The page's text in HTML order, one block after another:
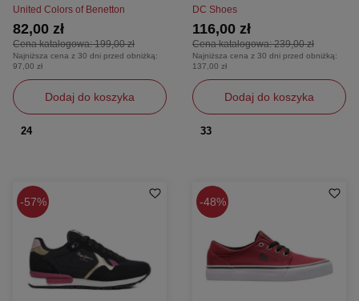
United Colors of Benetton
Cena katalogowa:199,00 zł
82,00 zł
Najniższa cena z 30 dni przed obniżką:
97,00 zł
Dodaj do koszyka
24
DC Shoes
Cena katalogowa:239,00 zł
116,00 zł
Najniższa cena z 30 dni przed obniżką:
137,00 zł
Dodaj do koszyka
33
57% 48%